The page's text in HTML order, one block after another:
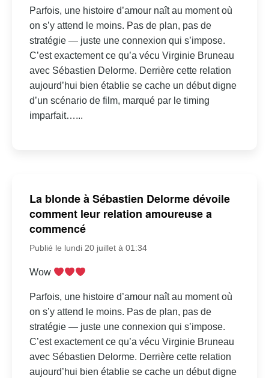
Parfois, une histoire d’amour naît au moment où
on s’y attend le moins. Pas de plan, pas de
stratégie — juste une connexion qui s’impose.
C’est exactement ce qu’a vécu Virginie Bruneau
avec Sébastien Delorme. Derrière cette relation
aujourd’hui bien établie se cache un début digne
d’un scénario de film, marqué par le timing
imparfait…...
La blonde à Sébastien Delorme dévoile
comment leur relation amoureuse a
commencé
Publié le lundi 20 juillet à 01:34
Wow
Parfois, une histoire d’amour naît au moment où
on s’y attend le moins. Pas de plan, pas de
stratégie — juste une connexion qui s’impose.
C’est exactement ce qu’a vécu Virginie Bruneau
avec Sébastien Delorme. Derrière cette relation
aujourd’hui bien établie se cache un début digne